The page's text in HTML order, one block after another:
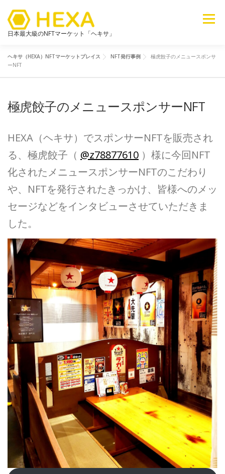
日本最大級のNFTマーケット「ヘキサ」
メニュー
NFTカテゴリ
新着 探す
ヘキサ（HEXA）NFTマーケットプレイス NFT発行事例
極虎餃子のメニュースポンサ
ーNFT
極虎餃子のメニュースポンサーNFT
HEXA（ヘキサ）でスポンサーNFTを販売され
る、極虎餃子（ @z78877610 ）様に今回NFT
化されたメニュースポンサーNFTのこだわり
や、NFTを発行されたきっかけ、皆様へのメッ
セージなどをインタビューさせていただきま
した。